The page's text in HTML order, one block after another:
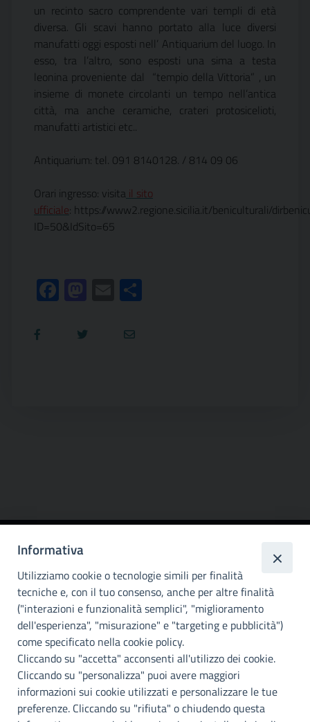
un recinto sacro comprendente vari templi di età
diversa. Gli scavi hanno portato alla luce diversi
manufatti oggi esposti nell’ Antiquarium del luogo. In
esso, tra l’altro, sono esposti una sima a testa
leonina proveniente dal “tempio della Vittoria” , un
insieme di monete circolanti un tempo nell’antica
città, ma anche ceramiche, crateri protosicelioti,
manufatti artistici etc..
Antiquarium: tel. 091 8140128. / 814 09 06
Orari ingresso: visita il sito
ufficiale: https://www2.regione.sicilia.it/beniculturali/
ID=50&IdSito=65
Facebook
Mastodon
Email
Città
metropolitana di
Palermo
INFO E CONTATTI
I nostri canali social
Accessibilità
Città Metropolitana di Palermo si impegna a rendere il proprio sito
web accessibile, conformemente al D.lgs. 10 agosto 2018, n°106
Informativa
Utilizziamo cookie o tecnologie simili per finalità
tecniche e, con il tuo consenso, anche per altre finalità
("interazioni e funzionalità semplici", "miglioramento
dell'esperienza", "misurazione" e "targeting e pubblicità")
come specificato nella cookie policy.
Cliccando su "accetta" acconsenti all'utilizzo dei cookie.
Cliccando su "personalizza" puoi avere maggiori
informazioni sui cookie utilizzati e personalizzare le tue
preferenze. Cliccando su "rifiuta" o chiudendo questa